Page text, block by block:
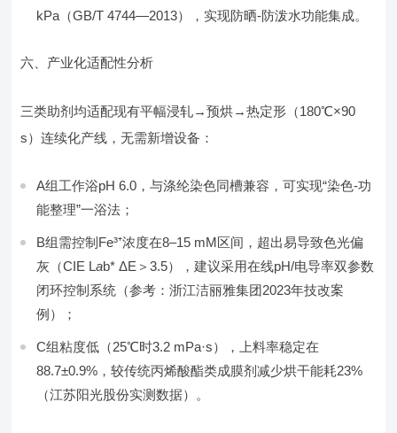
kPa（GB/T 4744—2013），实现防晒-防泼水功能集成。
六、产业化适配性分析
三类助剂均适配现有平幅浸轧→预烘→热定形（180℃×90
s）连续化产线，无需新增设备：
A组工作浴pH 6.0，与涤纶染色同槽兼容，可实现“染色-功
能整理”一浴法；
B组需控制Fe³⁺浓度在8–15 mM区间，超出易导致色光偏
灰（CIE Lab* ΔE＞3.5），建议采用在线pH/电导率双参数
闭环控制系统（参考：浙江洁丽雅集团2023年技改案
例）；
C组粘度低（25℃时3.2 mPa·s），上料率稳定在
88.7±0.9%，较传统丙烯酸酯类成膜剂减少烘干能耗23%
（江苏阳光股份实测数据）。